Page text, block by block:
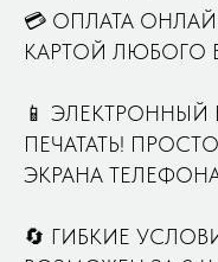
💳 ОПЛАТА
КАРТОЙ ЛЮБОГО
📱
ПЕЧАТАТЬ!
ЭКРАНА
🔄 ГИБКИЕ